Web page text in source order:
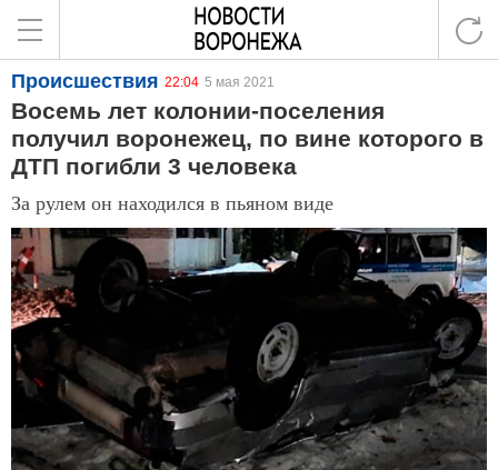
Происшествия 22:04 5 мая 2021
Восемь лет колонии-поселения
получил воронежец, по вине которого в
ДТП погибли 3 человека
За рулем он находился в пьяном виде